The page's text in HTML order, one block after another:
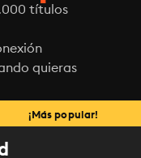
títulos
quieras
¡Más popular!